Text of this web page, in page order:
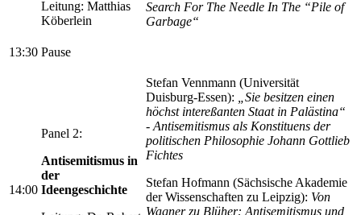
Leitung: Matthias
Köberlein
Search For The Needle In The “Pile of
Garbage“
13:30 Pause
14:00
Panel 2:
Antisemitismus in
der
Ideengeschichte
Stefan Vennmann (Universität
Duisburg-Essen):
„Sie besitzen einen
höchst intereßanten Staat in Palästina“
- Antisemitismus als Konstituens der
politischen Philosophie Johann Gottlieb
Fichtes
Stefan Hofmann (Sächsische Akademie
der Wissenschaften zu Leipzig): Von
Wagner zu Blüher: Antisemitismus und